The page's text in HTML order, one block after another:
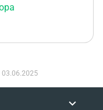
03.06.2025